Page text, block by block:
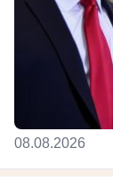
08.08.2026